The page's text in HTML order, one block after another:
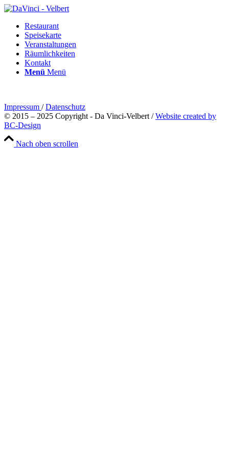
Restaurant
Speisekarte
Veranstaltungen
Räumlichkeiten
Kontakt
Menü Menü
Impressum /Datenschutz
© 2015 – 2025 Copyright - Da Vinci-Velbert /Website created by
BC-Design
Nach oben scrollen